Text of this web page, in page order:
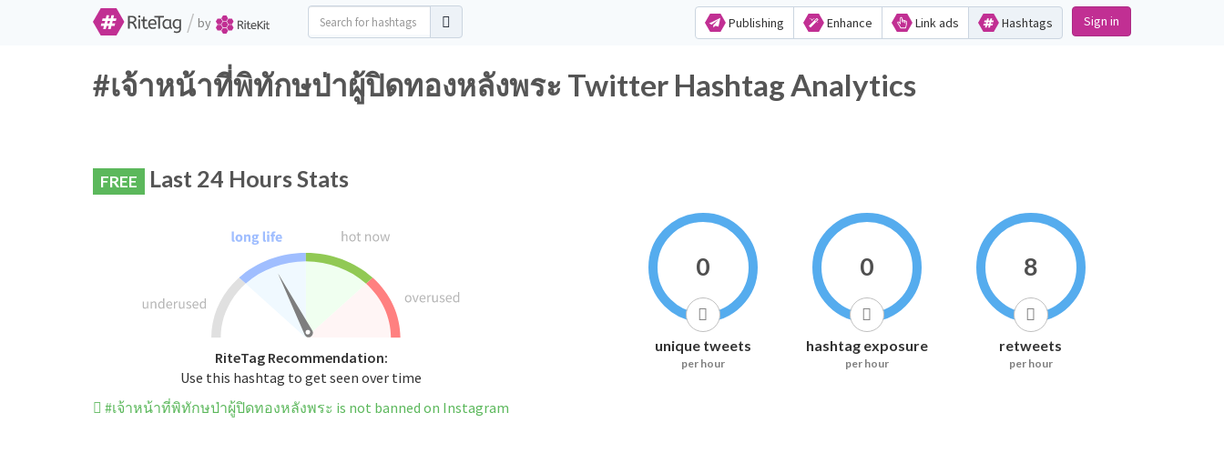
/ by Publishing Enhance Link ads Hashtags Sign in
#เจ้าหน้าที่พิทักษป่าผู้ปิดทองหลังพระ Twitter Hashtag Analytics
FREE Last 24 Hours Stats
RiteTag Recommendation:
Use this hashtag to get seen over time
#เจ้าหน้าที่พิทักษป่าผู้ปิดทองหลังพระ is not banned on Instagram
0
unique tweets
per hour
0
hashtag exposure
per hour
8
retweets
per hour